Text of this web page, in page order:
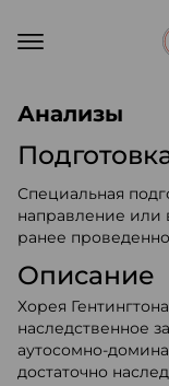
Анализы
Специальная
направление или
ранее
Описание
Хорея
наследственное
аутосомно-
достаточно